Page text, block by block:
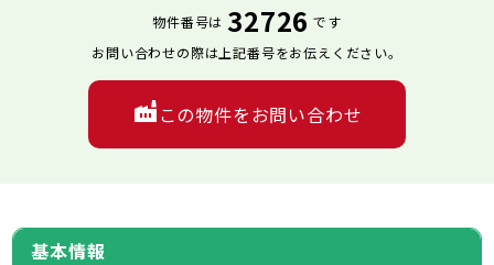
基本情報
物件番号は 32726 です
お問い合わせの際は上記番号をお伝えください。
この物件をお問い合わせ